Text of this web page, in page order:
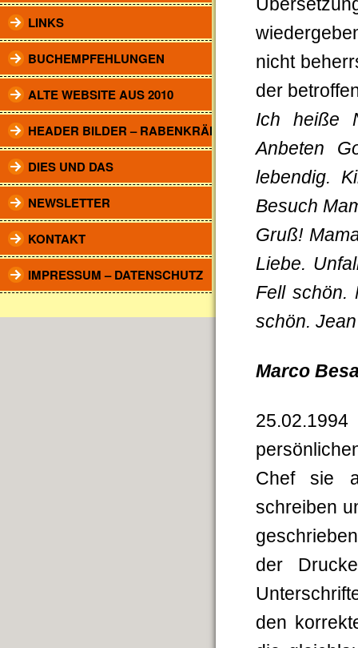
LINKS
BUCHEMPFEHLUNGEN
ALTE WEBSITE AUS 2010
HEADER BILDER – RABENKRÄHEN
DIES UND DAS
NEWSLETTER
KONTAKT
IMPRESSUM – DATENSCHUTZ
nicht
der
Ich heiße
Anbeten
lebendig.
Besuch
Gruß!
Liebe.
Fell schön.
schön.
Marco
Chef sie
schreiben
der
den